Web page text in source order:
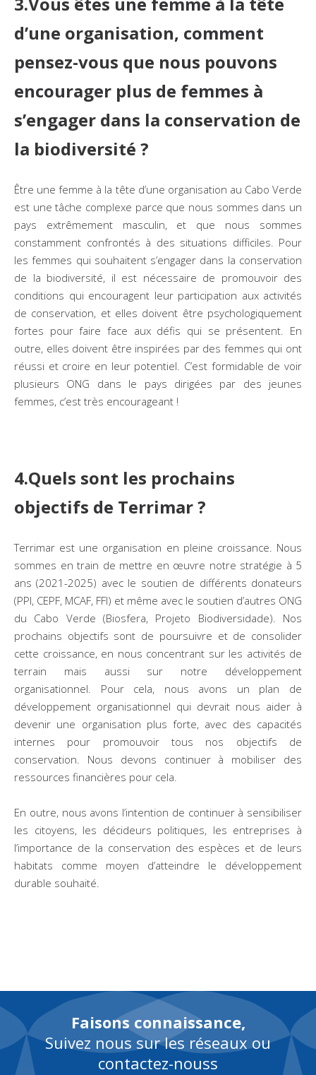
d’une organisation, comment
pensez-vous que nous pouvons
encourager plus de femmes à
s’engager dans la conservation de
la biodiversité ?
Être une femme à la tête d’une organisation au Cabo Verde
est une tâche complexe parce que nous sommes dans un
pays extrêmement masculin, et que nous sommes
constamment confrontés à des situations difficiles. Pour
les femmes qui souhaitent s’engager dans la conservation
de la biodiversité, il est nécessaire de promouvoir des
conditions qui encouragent leur participation aux activités
de conservation, et elles doivent être psychologiquement
fortes pour faire face aux défis qui se présentent. En
outre, elles doivent être inspirées par des femmes qui ont
réussi et croire en leur potentiel. C’est formidable de voir
plusieurs ONG dans le pays dirigées par des jeunes
femmes, c’est très encourageant !
4.Quels sont les prochains
objectifs de Terrimar ?
Terrimar est une organisation en pleine croissance. Nous
sommes en train de mettre en œuvre notre stratégie à 5
ans (2021-2025) avec le soutien de différents donateurs
(PPI, CEPF, MCAF, FFI) et même avec le soutien d’autres ONG
du Cabo Verde (Biosfera, Projeto Biodiversidade). Nos
prochains objectifs sont de poursuivre et de consolider
cette croissance, en nous concentrant sur les activités de
terrain mais aussi sur notre développement
organisationnel. Pour cela, nous avons un plan de
développement organisationnel qui devrait nous aider à
devenir une organisation plus forte, avec des capacités
internes pour promouvoir tous nos objectifs de
conservation. Nous devons continuer à mobiliser des
ressources financières pour cela.
En outre, nous avons l’intention de continuer à sensibiliser
les citoyens, les décideurs politiques, les entreprises à
l’importance de la conservation des espèces et de leurs
habitats comme moyen d’atteindre le développement
durable souhaité.
Faisons connaissance,
Suivez nous sur les réseaux ou
contactez-nouss